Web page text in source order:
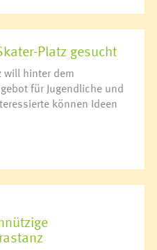
Platz gesucht
will hinter dem
für Jugendliche und
können Ideen